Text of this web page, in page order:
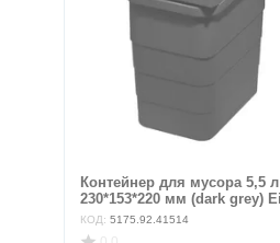
Контейнер для мусора 5,5 л
230*153*220 мм (dark grey)
КОД: 5175.92.41514